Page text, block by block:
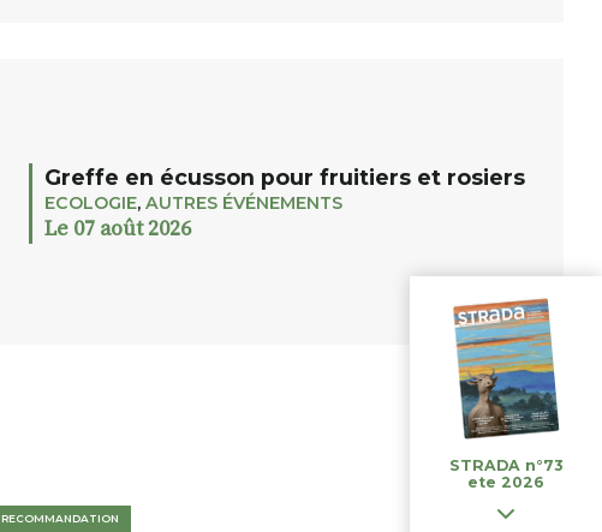
Greffe en écusson pour fruitiers et rosiers
ECOLOGIE, AUTRES ÉVÉNEMENTS
Le 07 août 2026
RECOMMANDATION
STRADA n°73
ete 2026